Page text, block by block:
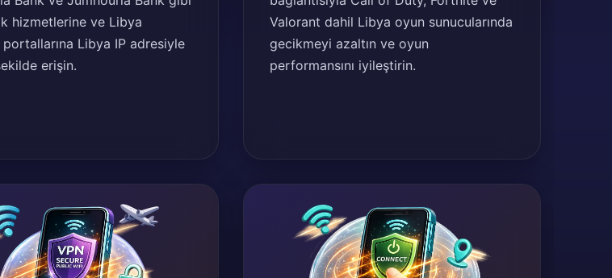
hizmetlerine ve Libya
Libya IP adresiyle
erişin.
Valorant dahil Libya oyun sunucularında
gecikmeyi azaltın ve oyun
performansını iyileştirin.